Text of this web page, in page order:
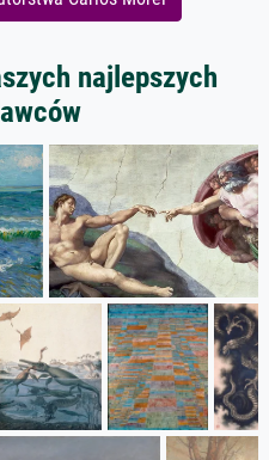
najlepszych